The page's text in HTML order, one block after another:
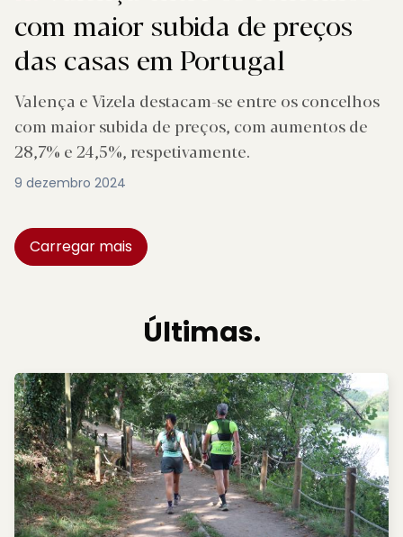
com maior subida de preços
das casas em Portugal
Valença e Vizela destacam-se entre os concelhos
com maior subida de preços, com aumentos de
28,7% e 24,5%, respetivamente.
9 dezembro 2024
Carregar mais
Últimas.